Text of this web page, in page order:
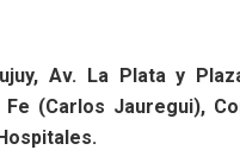
Av. La Plata y
(Carlos Jauregui),